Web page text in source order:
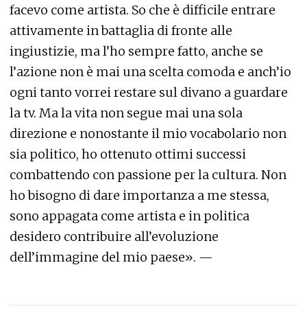
facevo come artista. So che è difficile entrare
attivamente in battaglia di fronte alle
ingiustizie, ma l’ho sempre fatto, anche se
l’azione non è mai una scelta comoda e anch’io
ogni tanto vorrei restare sul divano a guardare
la tv. Ma la vita non segue mai una sola
direzione e nonostante il mio vocabolario non
sia politico, ho ottenuto ottimi successi
combattendo con passione per la cultura. Non
ho bisogno di dare importanza a me stessa,
sono appagata come artista e in politica
desidero contribuire all’evoluzione
dell’immagine del mio paese». —